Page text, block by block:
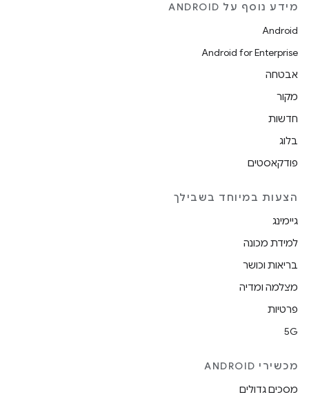
מידע נוסף על ANDROID
Android
Android for Enterprise
אבטחה
מקור
חדשות
בלוג
פודקאסטים
הצעות במיוחד בשבילך
גיימינג
למידת מכונה
בריאות וכושר
מצלמה ומדיה
פרטיות
5G
מכשירי ANDROID
מסכים גדולים